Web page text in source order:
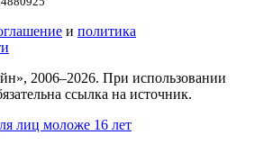
и политика
2006–2026. При использовании
ссылка на источник.
лиц моложе 16 лет